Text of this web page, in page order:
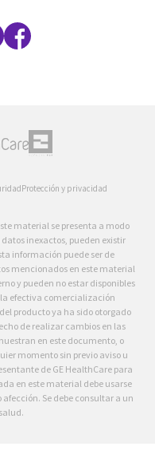
Protección y privacidad
material se presenta a modo
inexactos, pueden existir
información puede ser de
mencionados en este material
y pueden no estar disponibles
efectiva comercialización
producto ya ha sido otorgado
de realizar cambios en las
en este documento, o
momento sin previo aviso u
de GE HealthCare para
en este material debe usarse
Se debe consultar a un